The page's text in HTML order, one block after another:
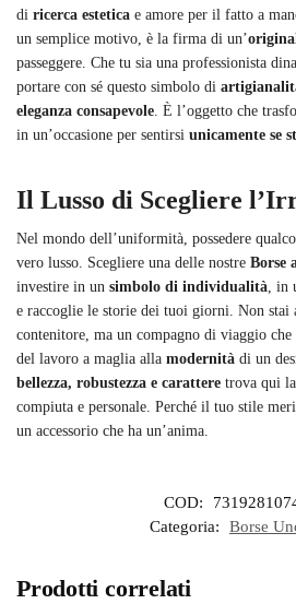
di ricerca estetica e amore per il fatto a
un semplice motivo, è la firma di un’
passeggere. Che tu sia una professionista
portare con sé questo simbolo di
eleganza consapevole . È l’oggetto che
in un’occasione per sentirsi unicamente se
Il Lusso di Scegliere
Nel mondo dell’uniformità, possedere
vero lusso. Scegliere una delle nostre Borse
investire in un simbolo di individualità ,
e raccoglie le storie dei tuoi giorni. Non stai
contenitore, ma un compagno di viaggio che
del lavoro a maglia alla modernità di un
bellezza, robustezza e carattere trova qui la
compiuta e personale. Perché il tuo stile
un accessorio che ha un’anima.
COD:
Categoria:
Borse
Prodotti correlati